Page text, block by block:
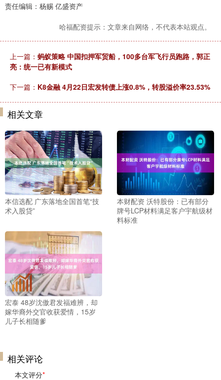
责任编辑：杨赐 亿盛资产
哈福配资提示：文章来自网络，不代表本站观点。
上一篇： 蚂蚁策略 中国扣押军贸船，100多台军飞行员跑路，郭正
亮：统一已有新模式
下一篇： K8金融 4月22日宏发转债上涨0.8%，转股溢价率23.53%
相关文章
本信选配 广东落地全国首笔“技
术入股贷”
本财配资 沃特股份：已有部分
牌号LCP材料满足客户宇航级材
料标准
宏泰 48岁沈傲君发福难辨，却
嫁华裔外交官收获爱情，15岁
儿子长相随爹
相关评论
本文评分*